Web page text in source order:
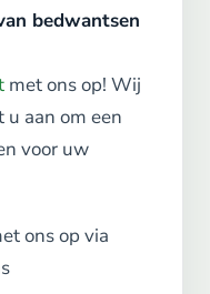
bedwantsen
met ons op! Wij
aan om een
voor uw
ons op via